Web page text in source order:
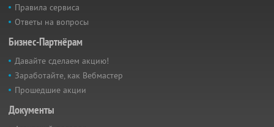
Правила сервиса
Ответы на вопросы
Бизнес-Партнёрам
Давайте сделаем акцию!
Заработайте, как Вебмастер
Прошедшие акции
Документы